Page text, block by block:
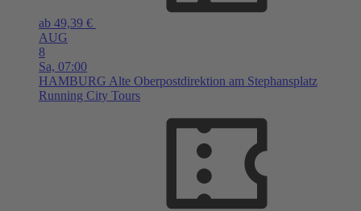
ab 49,39 €
AUG
8
Sa, 07:00
HAMBURG Alte Oberpostdirektion am Stephansplatz
Running City Tours